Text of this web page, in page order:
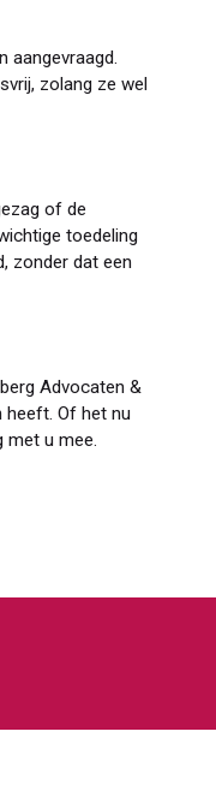
aangevraagd.
zolang ze wel
of de
toedeling
zonder dat een
Advocaten &
heeft. Of het nu
met u mee.